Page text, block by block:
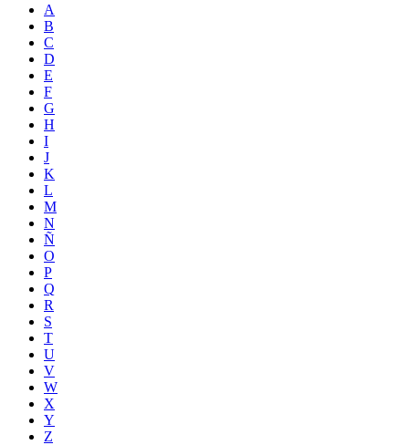
A
B
C
D
E
F
G
H
I
J
K
L
M
N
Ñ
O
P
Q
R
S
T
U
V
W
X
Y
Z